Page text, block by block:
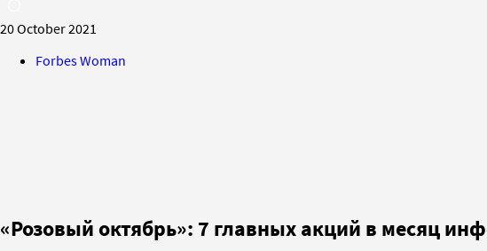
20 October 2021
Forbes Woman
«Розовый октябрь»: 7 главных акций в месяц